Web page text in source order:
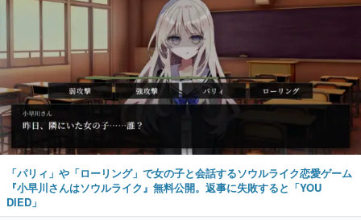
「パリィ」や「ローリング」で女の子と会話するソウルライク恋愛ゲーム
『小早川さんはソウルライク』無料公開。返事に失敗すると「YOU
DIED」